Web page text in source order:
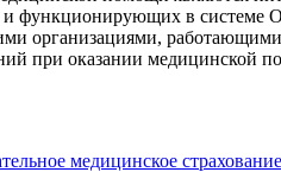
и функционирующих в
организациями,
при оказании медицинской
медицинское страхование